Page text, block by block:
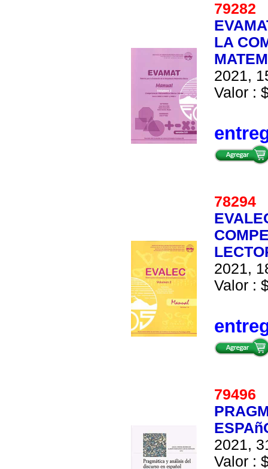
79282
LA
2021,
Valor :
78294
2021,
Valor :
79496
2021,
Valor :